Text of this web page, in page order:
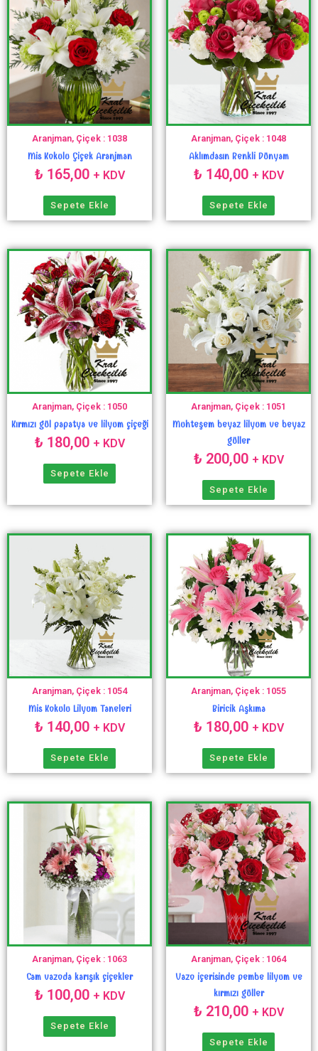
Aranjman, Çiçek : 1038
Mis Kokulu Çiçek Aranjman
₺ 165,00 + KDV
Sepete Ekle
Aranjman, Çiçek : 1048
Aklımdasın Renkli Dünyam
₺ 140,00 + KDV
Sepete Ekle
Aranjman, Çiçek : 1050
Kırmızı gül papatya ve lilyum çiçeği
₺ 180,00 + KDV
Sepete Ekle
Aranjman, Çiçek : 1051
Muhteşem beyaz lilyum ve beyaz
güller
₺ 200,00 + KDV
Sepete Ekle
Aranjman, Çiçek : 1054
Mis Kokulu Lilyum Taneleri
₺ 140,00 + KDV
Sepete Ekle
Aranjman, Çiçek : 1055
Biricik Aşkıma
₺ 180,00 + KDV
Sepete Ekle
Aranjman, Çiçek : 1063
Cam vazoda karışık çiçekler
₺ 100,00 + KDV
Sepete Ekle
Aranjman, Çiçek : 1064
Vazo içerisinde pembe lilyum ve
kırmızı güller
₺ 210,00 + KDV
Sepete Ekle